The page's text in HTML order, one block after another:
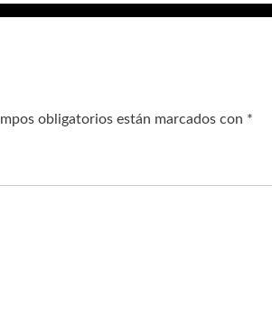
obligatorios están marcados con *